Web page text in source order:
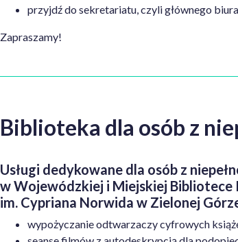
przyjdź do sekretariatu, czyli głównego
Zapraszamy!
Biblioteka dla osób z
Usługi dedykowane dla osób z
w Wojewódzkiej i Miejskiej Bibliotece
im. Cypriana Norwida w Zielonej
wypożyczanieodtwarzaczy cyfrowych